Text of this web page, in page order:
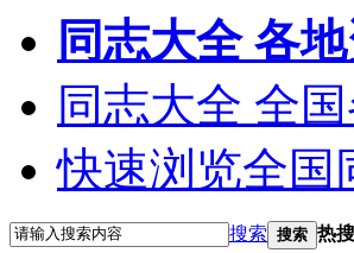
同志大全 各
同志大全 全
快速浏览全国
搜索 搜索 热